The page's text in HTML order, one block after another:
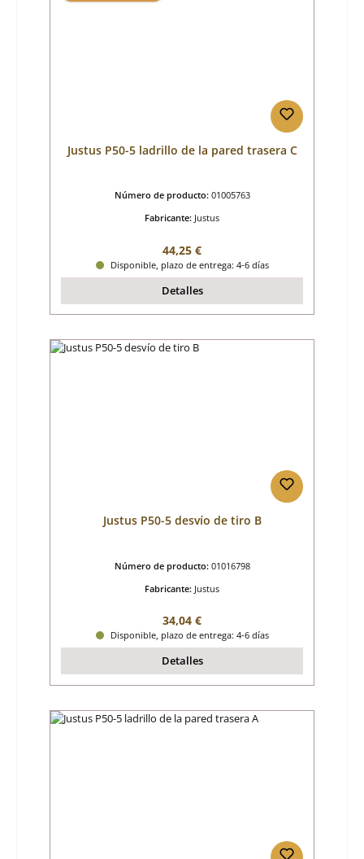
Justus P50-5 ladrillo de la pared trasera C
Número de producto: 01005763
Fabricante: Justus
Precio normal:
44,25 €
Disponible, plazo de entrega: 4-6 días
Detalles
Justus P50-5 desvío de tiro B
Número de producto: 01016798
Fabricante: Justus
Precio normal:
34,04 €
Disponible, plazo de entrega: 4-6 días
Detalles